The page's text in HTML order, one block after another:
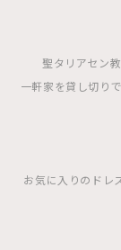
聖タリアセン
一軒家を貸し切り
お気に入りのドレ